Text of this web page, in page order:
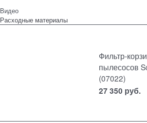
Видео
Расходные материалы
Фильтр-
пылесосов
(07022)
27 350 руб.